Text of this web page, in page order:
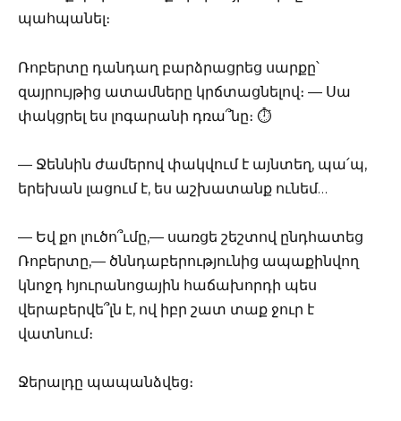
պահպանել։
Ռոբերտը դանդաղ բարձրացրեց սարքը՝
զայրույթից ատամները կրճտացնելով։ — Սա
փակցրել ես լոգարանի դռա՞նը։ ⏱️
— Ջեննին ժամերով փակվում է այնտեղ, պա՛պ,
երեխան լացում է, ես աշխատանք ունեմ…
— Եվ քո լուծո՞ւմը,— սառցե շեշտով ընդհատեց
Ռոբերտը,— ծննդաբերությունից ապաքինվող
կնոջդ հյուրանոցային հաճախորդի պես
վերաբերվե՞լն է, ով իբր շատ տաք ջուր է
վատնում։
Ջերալդը պապանձվեց։